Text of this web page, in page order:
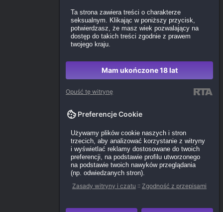
Ta strona zawiera treści o charakterze
seksualnym. Klikając w poniższy przycisk,
potwierdzasz, że masz wiek pozwalający na
dostęp do takich treści zgodnie z prawem
twojego kraju.
Mam ukończone 18 lat
Opuść tę witrynę
Preferencje Cookie
Używamy plików cookie naszych i stron
trzecich, aby analizować korzystanie z witryny
i wyświetlać reklamy dostosowane do twoich
preferencji, na podstawie profilu utworzonego
na podstawie twoich nawyków przeglądania
(np. odwiedzanych stron).
Zasady witryny i czatu :: Zgodność z przepisami